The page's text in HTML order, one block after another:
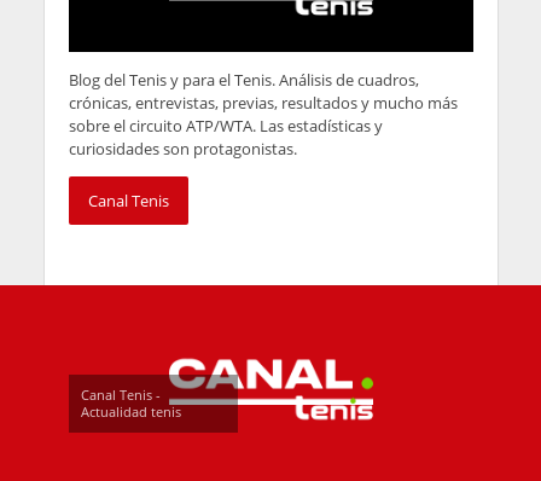
Blog del Tenis y para el Tenis. Análisis de cuadros,
crónicas, entrevistas, previas, resultados y mucho más
sobre el circuito ATP/WTA. Las estadísticas y
curiosidades son protagonistas.
Canal Tenis
Canal Tenis -
Actualidad tenis